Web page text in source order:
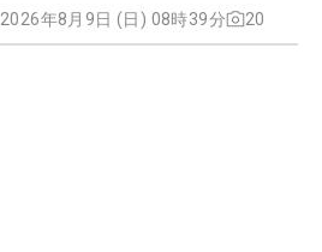
2026年8月9日 (日) 08時39分 20